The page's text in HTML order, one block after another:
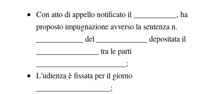
Con atto di appello notificato il ___________, ha
proposto impugnazione avverso la sentenza n.
____________ del _____________ depositata il
________________ tra le parti
_______________________;
L'udienza è fissata per il giorno
___________________;